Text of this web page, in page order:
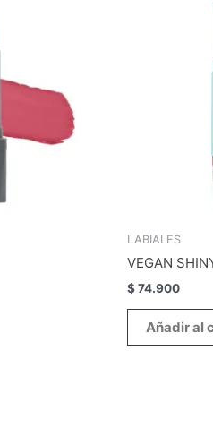
LABIALES
VEGAN
$74.900
Añadir al